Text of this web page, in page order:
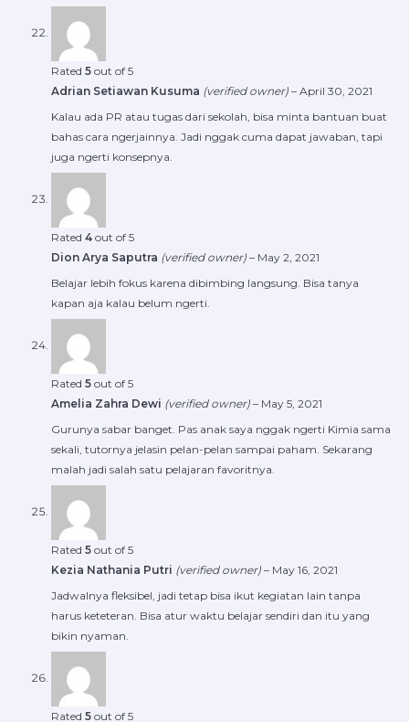
Rated 5 out of 5
Adrian Setiawan Kusuma (verified owner) – April 30, 2021
Kalau ada PR atau tugas dari sekolah, bisa minta bantuan buat
bahas cara ngerjainnya. Jadi nggak cuma dapat jawaban, tapi
juga ngerti konsepnya.
Rated 4 out of 5
Dion Arya Saputra (verified owner) – May 2, 2021
Belajar lebih fokus karena dibimbing langsung. Bisa tanya
kapan aja kalau belum ngerti.
Rated 5 out of 5
Amelia Zahra Dewi (verified owner) – May 5, 2021
Gurunya sabar banget. Pas anak saya nggak ngerti Kimia sama
sekali, tutornya jelasin pelan-pelan sampai paham. Sekarang
malah jadi salah satu pelajaran favoritnya.
Rated 5 out of 5
Kezia Nathania Putri (verified owner) – May 16, 2021
Jadwalnya fleksibel, jadi tetap bisa ikut kegiatan lain tanpa
harus keteteran. Bisa atur waktu belajar sendiri dan itu yang
bikin nyaman.
Rated 5 out of 5